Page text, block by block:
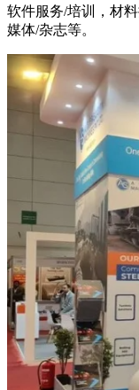
软件服务/培训，材
媒体/杂志等。